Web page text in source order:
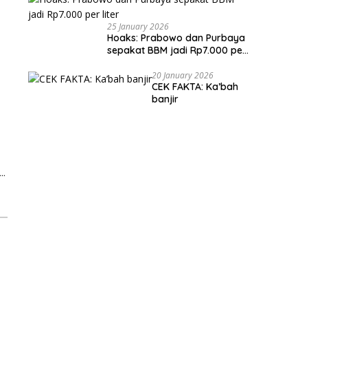
25 January 2026
Hoaks: Prabowo dan Purbaya
sepakat BBM jadi Rp7.000 per
20 January 2026
CEK FAKTA: Ka’bah
banjir